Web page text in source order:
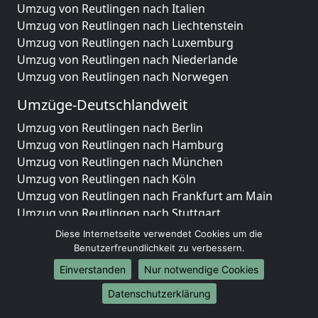
Umzug von Reutlingen nach Italien
Umzug von Reutlingen nach Liechtenstein
Umzug von Reutlingen nach Luxemburg
Umzug von Reutlingen nach Niederlande
Umzug von Reutlingen nach Norwegen
Umzüge-Deutschlandweit
Umzug von Reutlingen nach Berlin
Umzug von Reutlingen nach Hamburg
Umzug von Reutlingen nach München
Umzug von Reutlingen nach Köln
Umzug von Reutlingen nach Frankfurt am Main
Umzug von Reutlingen nach Stuttgart
Umzug von Reutlingen nach Düsseldorf
Umzug von Reutlingen nach Leipzig
Umzug von Reutlingen nach Dortmund
Umzug von Reutlingen nach Essen
Umzug von Reutlingen nach Bremen
Diese Internetseite verwendet Cookies um die
Benutzerfreundlichkeit zu verbessern.
Einverstanden
Nur notwendige Cookies
Datenschutzerklärung